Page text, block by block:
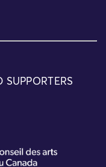
SUPPORTERS